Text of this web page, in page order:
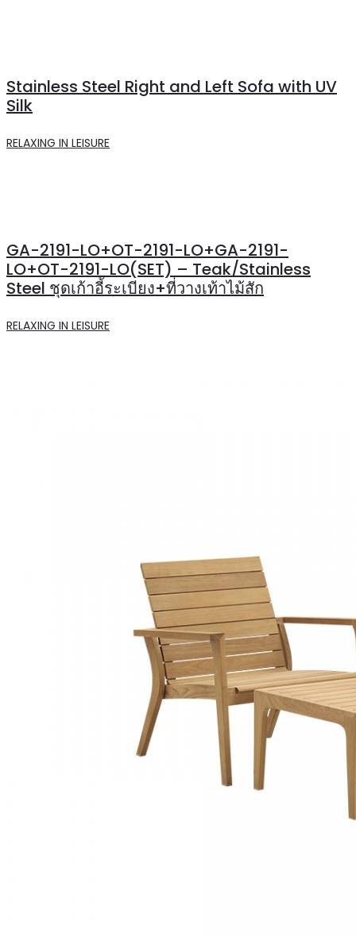
Stainless Steel Right and Left Sofa with UV
Silk
RELAXING IN LEISURE
GA-2191-LO+OT-2191-LO+GA-2191-
LO+OT-2191-LO(SET) – Teak/Stainless
Steel ชุดเก้าอี้ระเบียง+ที่วางเท้าไม้สัก
RELAXING IN LEISURE